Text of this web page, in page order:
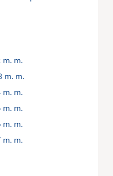
m. m.
m. m.
m. m.
m. m.
m. m.
m. m.